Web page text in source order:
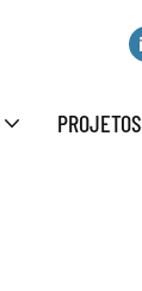
PROJETOS